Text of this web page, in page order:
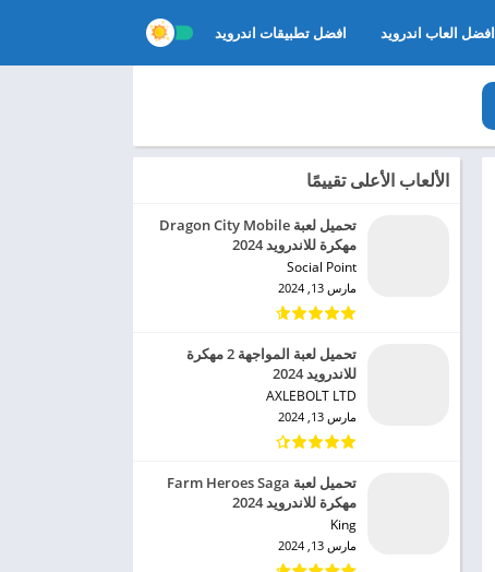
افضل العاب اندرويد افضل تطبيقات اندرويد
الألعاب الأعلى تقييمًا
تحميل لعبة Dragon City Mobile
مهكرة للاندرويد 2024
Social Point‏
مارس 13, 2024
تحميل لعبة المواجهة 2 مهكرة
للاندرويد 2024
AXLEBOLT LTD‏
مارس 13, 2024
تحميل لعبة Farm Heroes Saga
مهكرة للاندرويد 2024
King‏
مارس 13, 2024